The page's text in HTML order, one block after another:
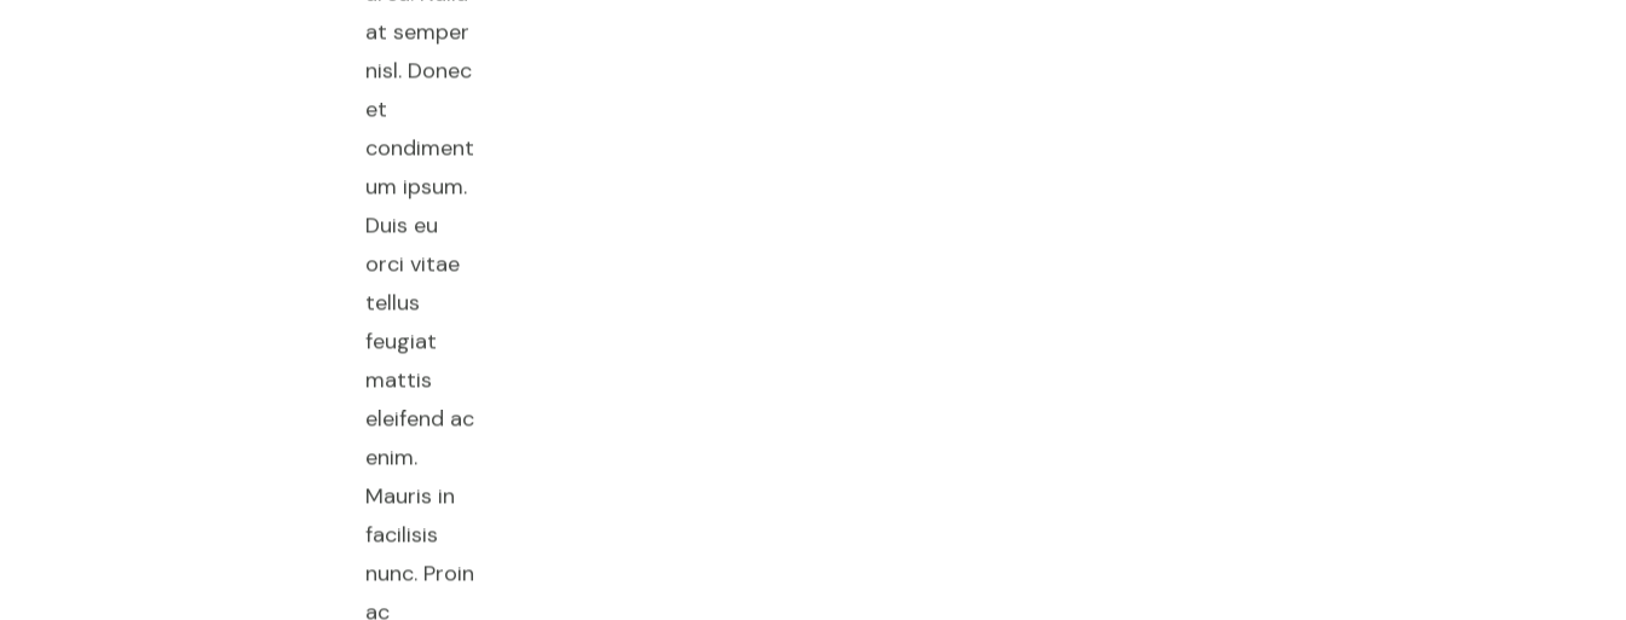
at semper
nisl. Donec
et
condiment
um ipsum.
Duis eu
orci vitae
tellus
feugiat
mattis
eleifend ac
enim.
Mauris in
facilisis
nunc. Proin
ac